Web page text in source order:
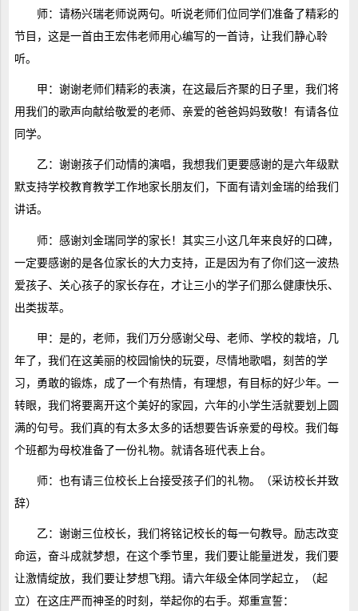
师：请杨兴瑞老师说两句。听说老师们位同学们准备了精彩的
节目，这是一首由王宏伟老师用心编写的一首诗，让我们静心聆
听。
甲：谢谢老师们精彩的表演，在这最后齐聚的日子里，我们将
用我们的歌声向献给敬爱的老师、亲爱的爸爸妈妈致敬！有请各位
同学。
乙：谢谢孩子们动情的演唱，我想我们更要感谢的是六年级默
默支持学校教育教学工作地家长朋友们，下面有请刘金瑞的给我们
讲话。
师：感谢刘金瑞同学的家长！其实三小这几年来良好的口碑，
一定要感谢的是各位家长的大力支持，正是因为有了你们这一波热
爱孩子、关心孩子的家长存在，才让三小的学子们那么健康快乐、
出类拔萃。
甲：是的，老师，我们万分感谢父母、老师、学校的栽培，几
年了，我们在这美丽的校园愉快的玩耍，尽情地歌唱，刻苦的学
习，勇敢的锻炼，成了一个有热情，有理想，有目标的好少年。一
转眼，我们将要离开这个美好的家园，六年的小学生活就要划上圆
满的句号。我们真的有太多太多的话想要告诉亲爱的母校。我们每
个班都为母校准备了一份礼物。就请各班代表上台。
师：也有请三位校长上台接受孩子们的礼物。（采访校长并致
辞）
乙：谢谢三位校长，我们将铭记校长的每一句教导。励志改变
命运，奋斗成就梦想，在这个季节里，我们要让能量迸发，我们要
让激情绽放，我们要让梦想飞翔。请六年级全体同学起立，（起
立）在这庄严而神圣的时刻，举起你的右手。郑重宣誓：